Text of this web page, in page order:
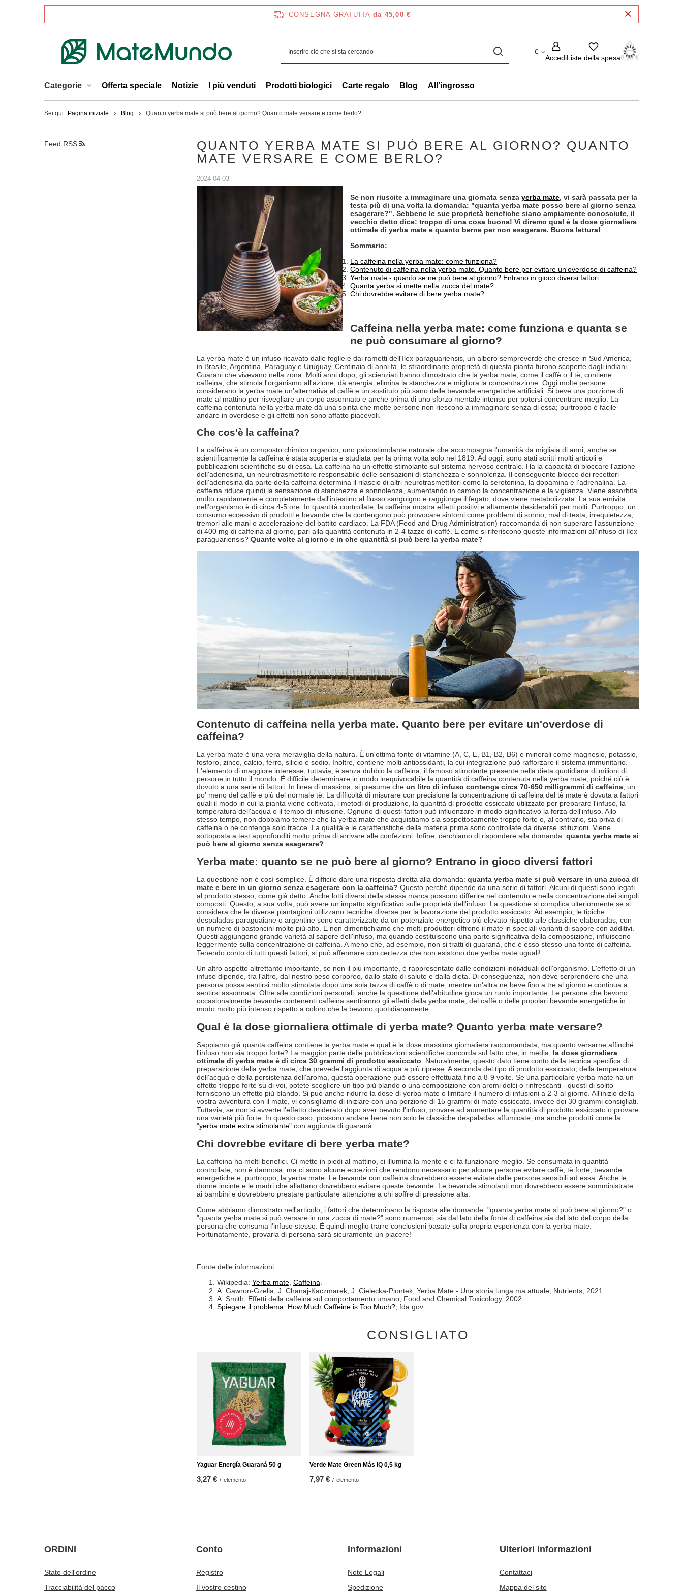
CONSEGNA GRATUITA da 45,00 €
€
AccediListe della spesa0,00 €
Categorie Offerta speciale Notizie I più venduti Prodotti biologici Carte regalo Blog All'ingrosso
Sei qui: Pagina iniziale Blog Quanto yerba mate si può bere al giorno? Quanto mate versare e come berlo?
Feed RSS
QUANTO YERBA MATE SI PUÒ BERE AL GIORNO? QUANTO
MATE VERSARE E COME BERLO?
2024-04-03
Se non riuscite a immaginare una giornata senzayerba mate, vi sarà passata per la
testa più di una volta la domanda: "quanta yerba mate posso bere al giorno senza
esagerare?". Sebbene le sue proprietà benefiche siano ampiamente conosciute, il
vecchio detto dice: troppo di una cosa buona! Vi diremo qual è la dose giornaliera
ottimale di yerba mate e quanto berne per non esagerare. Buona lettura!
Sommario:
La caffeina nella yerba mate: come funziona?
Contenuto di caffeina nella yerba mate. Quanto bere per evitare un'overdose di caffeina?
Yerba mate - quanto se ne può bere al giorno? Entrano in gioco diversi fattori
Quanta yerba si mette nella zucca del mate?
Chi dovrebbe evitare di bere yerba mate?
Caffeina nella yerba mate: come funziona e quanta se
ne può consumare al giorno?
La yerba mate è un infuso ricavato dalle foglie e dai rametti dell'Ilex paraguariensis, un albero sempreverde che cresce in Sud America,
in Brasile, Argentina, Paraguay e Uruguay. Centinaia di anni fa, le straordinarie proprietà di questa pianta furono scoperte dagli indiani
Guarani che vivevano nella zona. Molti anni dopo, gli scienziati hanno dimostrato che la yerba mate, come il caffè o il tè, contiene
caffeina, che stimola l'organismo all'azione, dà energia, elimina la stanchezza e migliora la concentrazione. Oggi molte persone
considerano la yerba mate un'alternativa al caffè e un sostituto più sano delle bevande energetiche artificiali. Si beve una porzione di
mate al mattino per risvegliare un corpo assonnato e anche prima di uno sforzo mentale intenso per potersi concentrare meglio. La
caffeina contenuta nella yerba mate dà una spinta che molte persone non riescono a immaginare senza di essa; purtroppo è facile
andare in overdose e gli effetti non sono affatto piacevoli.
Che cos'è la caffeina?
La caffeina è un composto chimico organico, uno psicostimolante naturale che accompagna l'umanità da migliaia di anni, anche se
scientificamente la caffeina è stata scoperta e studiata per la prima volta solo nel 1819. Ad oggi, sono stati scritti molti articoli e
pubblicazioni scientifiche su di essa. La caffeina ha un effetto stimolante sul sistema nervoso centrale. Ha la capacità di bloccare l'azione
dell'adenosina, un neurotrasmettitore responsabile delle sensazioni di stanchezza e sonnolenza. Il conseguente blocco dei recettori
dell'adenosina da parte della caffeina determina il rilascio di altri neurotrasmettitori come la serotonina, la dopamina e l'adrenalina. La
caffeina riduce quindi la sensazione di stanchezza e sonnolenza, aumentando in cambio la concentrazione e la vigilanza. Viene assorbita
molto rapidamente e completamente dall'intestino al flusso sanguigno e raggiunge il fegato, dove viene metabolizzata. La sua emivita
nell'organismo è di circa 4-5 ore. In quantità controllate, la caffeina mostra effetti positivi e altamente desiderabili per molti. Purtroppo, un
consumo eccessivo di prodotti e bevande che la contengono può provocare sintomi come problemi di sonno, mal di testa, irrequietezza,
tremori alle mani o accelerazione del battito cardiaco. La FDA (Food and Drug Administration) raccomanda di non superare l'assunzione
di 400 mg di caffeina al giorno, pari alla quantità contenuta in 2-4 tazze di caffè. E come si riferiscono queste informazioni all'infuso di Ilex
paraguariensis? Quante volte al giorno e in che quantità si può bere la yerba mate?
Contenuto di caffeina nella yerba mate. Quanto bere per evitare un'overdose di
caffeina?
La yerba mate è una vera meraviglia della natura. È un'ottima fonte di vitamine (A, C, E, B1, B2, B6) e minerali come magnesio, potassio,
fosforo, zinco, calcio, ferro, silicio e sodio. Inoltre, contiene molti antiossidanti, la cui integrazione può rafforzare il sistema immunitario.
L'elemento di maggiore interesse, tuttavia, è senza dubbio la caffeina, il famoso stimolante presente nella dieta quotidiana di milioni di
persone in tutto il mondo. È difficile determinare in modo inequivocabile la quantità di caffeina contenuta nella yerba mate, poiché ciò è
dovuto a una serie di fattori. In linea di massima, si presume che un litro di infuso contenga circa 70-650 milligrammi di caffeina , un
po' meno del caffè e più del normale tè. La difficoltà di misurare con precisione la concentrazione di caffeina del tè mate è dovuta a fattori
quali il modo in cui la pianta viene coltivata, i metodi di produzione, la quantità di prodotto essiccato utilizzato per preparare l'infuso, la
temperatura dell'acqua o il tempo di infusione. Ognuno di questi fattori può influenzare in modo significativo la forza dell'infuso. Allo
stesso tempo, non dobbiamo temere che la yerba mate che acquistiamo sia sospettosamente troppo forte o, al contrario, sia priva di
caffeina o ne contenga solo tracce. La qualità e le caratteristiche della materia prima sono controllate da diverse istituzioni. Viene
sottoposta a test approfonditi molto prima di arrivare alle confezioni. Infine, cerchiamo di rispondere alla domanda: quanta yerba mate si
può bere al giorno senza esagerare?
Yerba mate: quanto se ne può bere al giorno? Entrano in gioco diversi fattori
La questione non è così semplice. È difficile dare una risposta diretta alla domanda: quanta yerba mate si può versare in una zucca di
mate e bere in un giorno senza esagerare con la caffeina? Questo perché dipende da una serie di fattori. Alcuni di questi sono legati
al prodotto stesso, come già detto. Anche lotti diversi della stessa marca possono differire nel contenuto e nella concentrazione dei singoli
composti. Questo, a sua volta, può avere un impatto significativo sulle proprietà dell'infuso. La questione si complica ulteriormente se si
considera che le diverse piantagioni utilizzano tecniche diverse per la lavorazione del prodotto essiccato. Ad esempio, le tipiche
despaladas paraguaiane o argentine sono caratterizzate da un potenziale energetico più elevato rispetto alle classiche elaboradas, con
un numero di bastoncini molto più alto. E non dimentichiamo che molti produttori offrono il mate in speciali varianti di sapore con additivi.
Questi aggiungono grande varietà al sapore dell'infuso, ma quando costituiscono una parte significativa della composizione, influiscono
leggermente sulla concentrazione di caffeina. A meno che, ad esempio, non si tratti di guaranà, che è esso stesso una fonte di caffeina.
Tenendo conto di tutti questi fattori, si può affermare con certezza che non esistono due yerba mate uguali!
Un altro aspetto altrettanto importante, se non il più importante, è rappresentato dalle condizioni individuali dell'organismo. L'effetto di un
infuso dipende, tra l'altro, dal nostro peso corporeo, dallo stato di salute e dalla dieta. Di conseguenza, non deve sorprendere che una
persona possa sentirsi molto stimolata dopo una sola tazza di caffè o di mate, mentre un'altra ne beve fino a tre al giorno e continua a
sentirsi assonnata. Oltre alle condizioni personali, anche la questione dell'abitudine gioca un ruolo importante. Le persone che bevono
occasionalmente bevande contenenti caffeina sentiranno gli effetti della yerba mate, del caffè o delle popolari bevande energetiche in
modo molto più intenso rispetto a coloro che la bevono quotidianamente.
Qual è la dose giornaliera ottimale di yerba mate? Quanto yerba mate versare?
Sappiamo già quanta caffeina contiene la yerba mate e qual è la dose massima giornaliera raccomandata, ma quanto versarne affinché
l'infuso non sia troppo forte? La maggior parte delle pubblicazioni scientifiche concorda sul fatto che, in media, la dose giornaliera
ottimale di yerba mate è di circa 30 grammi di prodotto essiccato . Naturalmente, questo dato tiene conto della tecnica specifica di
preparazione della yerba mate, che prevede l'aggiunta di acqua a più riprese. A seconda del tipo di prodotto essiccato, della temperatura
dell'acqua e della persistenza dell'aroma, questa operazione può essere effettuata fino a 8-9 volte. Se una particolare yerba mate ha un
effetto troppo forte su di voi, potete scegliere un tipo più blando o una composizione con aromi dolci o rinfrescanti - questi di solito
forniscono un effetto più blando. Si può anche ridurre la dose di yerba mate o limitare il numero di infusioni a 2-3 al giorno. All'inizio della
vostra avventura con il mate, vi consigliamo di iniziare con una porzione di 15 grammi di mate essiccato, invece dei 30 grammi consigliati.
Tuttavia, se non si avverte l'effetto desiderato dopo aver bevuto l'infuso, provare ad aumentare la quantità di prodotto essiccato o provare
una varietà più forte. In questo caso, possono andare bene non solo le classiche despaladas affumicate, ma anche prodotti come la
"yerba mate extra stimolante" con aggiunta di guaranà.
Chi dovrebbe evitare di bere yerba mate?
La caffeina ha molti benefici. Ci mette in piedi al mattino, ci illumina la mente e ci fa funzionare meglio. Se consumata in quantità
controllate, non è dannosa, ma ci sono alcune eccezioni che rendono necessario per alcune persone evitare caffè, tè forte, bevande
energetiche e, purtroppo, la yerba mate. Le bevande con caffeina dovrebbero essere evitate dalle persone sensibili ad essa. Anche le
donne incinte e le madri che allattano dovrebbero evitare queste bevande. Le bevande stimolanti non dovrebbero essere somministrate
ai bambini e dovrebbero prestare particolare attenzione a chi soffre di pressione alta.
Come abbiamo dimostrato nell'articolo, i fattori che determinano la risposta alle domande: "quanta yerba mate si può bere al giorno?" o
"quanta yerba mate si può versare in una zucca di mate?" sono numerosi, sia dal lato della fonte di caffeina sia dal lato del corpo della
persona che consuma l'infuso stesso. È quindi meglio trarre conclusioni basate sulla propria esperienza con la yerba mate.
Fortunatamente, provarla di persona sarà sicuramente un piacere!
Fonte delle informazioni:
Wikipedia: Yerba mate Caffeina
A. Gawron-Gzella, J. Chanaj-Kaczmarek, J. Cielecka-Piontek, Yerba Mate - Una storia lunga ma attuale, Nutrients, 2021.
A. Smith, Effetti della caffeina sul comportamento umano, Food and Chemical Toxicology, 2002.
Spiegare il problema: How Much Caffeine is Too Much? , fda.gov.
CONSIGLIATO
Yaguar Energía Guaraná 50 g
3,27 € / elemento
Verde Mate Green Más IQ 0,5 kg
7,97 € / elemento
ORDINI
Stato dell'ordine
Tracciabilità del pacco
Conto
Registro
Il vostro cestino
Informazioni
Note Legali
Spedizione
Ulteriori informazioni
Contattaci
Mappa del sito